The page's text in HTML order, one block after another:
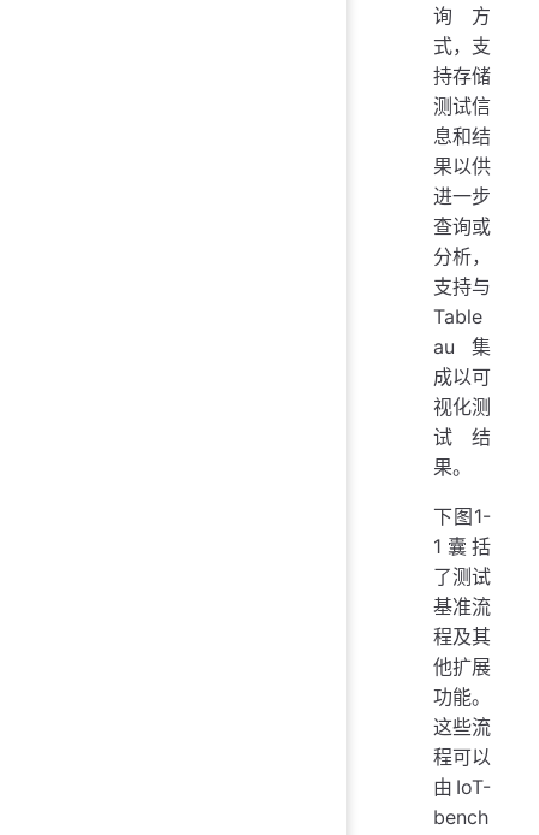
询方
式，支
持存储
测试信
息和结
果以供
进一步
查询或
分析，
支持与
Table
au 集
成以可
视化测
试结
果。
下图1-
1囊括
了测试
基准流
程及其
他扩展
功能。
这些流
程可以
由IoT-
bench